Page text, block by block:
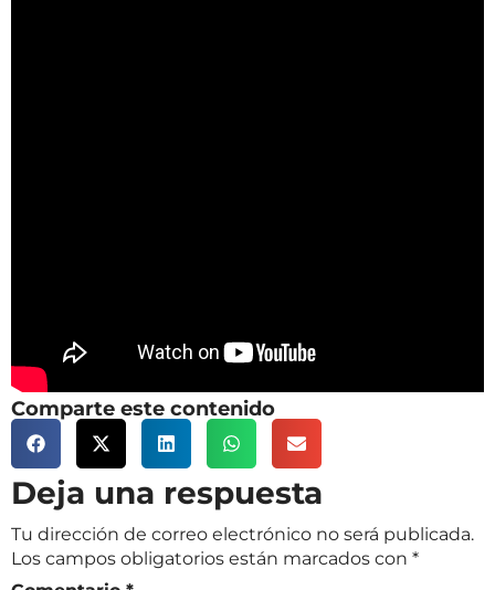
Comparte este contenido
Deja una respuesta
Tu dirección de correo electrónico no será publicada.
Los campos obligatorios están marcados con *